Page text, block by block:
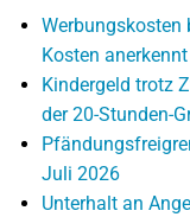
Werbungskosten
Kosten anerkennt
Kindergeld trotz
der 20-Stunden-
Juli 2026
Unterhalt an